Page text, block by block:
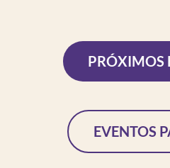
PRÓXIMOS
EVENTOS